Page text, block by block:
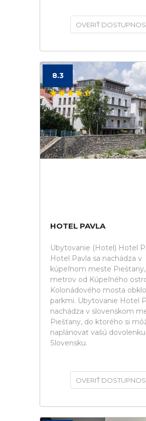
OVERIŤ
8.3
HOTEL PAVLA
Ubytovanie (Hotel) Hotel
Hotel Pavla sa nachádza v
kúpeľnom meste Piešťany,
metrov od Kúpeľného
Kolonádového mosta
parkmi. Ubytovanie Hotel
nachádza v slovenskom
Piešťany, do ktorého si
naplánovať vašú
Slovensku.
OVERIŤ